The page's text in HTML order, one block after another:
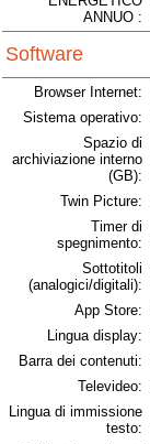
ANNUO :
Software
Browser Internet:
Sistema operativo:
Spazio di
archiviazione interno
(GB):
Twin Picture:
Timer di
spegnimento:
Sottotitoli
(analogici/digitali):
App Store:
Lingua display:
Barra dei contenuti:
Televideo:
Lingua di immissione
testo: